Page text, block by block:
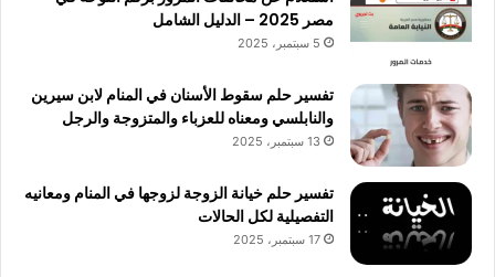
مصر 2025 – الدليل الشامل
5 سبتمبر، 2025
تفسير حلم سقوط الأسنان في المنام لابن سيرين
والنابلسي ومعناه للعزباء والمتزوجة والرجل
13 سبتمبر، 2025
تفسير حلم خيانة الزوجة لزوجها في المنام ومعانيه
التفصيلية لكل الحالات
17 سبتمبر، 2025